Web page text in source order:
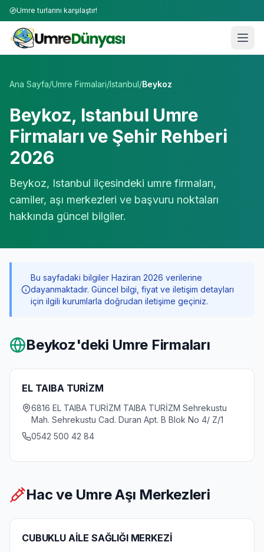
Umre turlarını karşılaştır!
Ana Sayfa/Umre Firmalari/Istanbul/Beykoz
Beykoz, Istanbul Umre
Firmaları ve Şehir Rehberi
2026
Beykoz, Istanbul ilçesindeki umre firmaları,
camiler, aşı merkezleri ve başvuru noktaları
hakkında güncel bilgiler.
Bu sayfadaki bilgiler Haziran 2026 verilerine
dayanmaktadır. Güncel bilgi, fiyat ve iletişim detayları
için ilgili kurumlarla doğrudan iletişime geçiniz.
Beykoz'deki Umre Firmaları
EL TAIBA TURİZM
6816 EL TAIBA TURİZM TAIBA TURİZM Sehrekustu
Mah. Sehrekustu Cad. Duran Apt. B Blok No 4/ Z/1
0542 500 42 84
Hac ve Umre Aşı Merkezleri
CUBUKLU AİLE SAĞLIĞI MERKEZİ